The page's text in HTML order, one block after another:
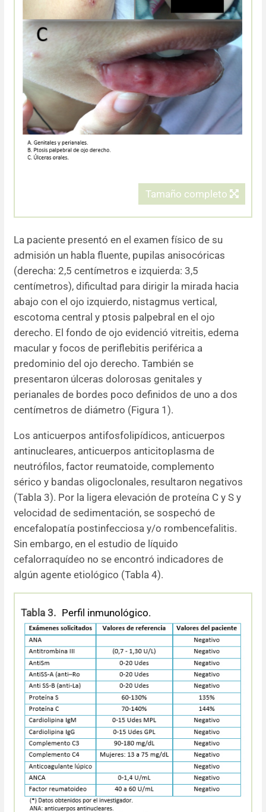
Tamaño completo
La paciente presentó en el examen físico de su
admisión un habla fluente, pupilas anisocóricas
(derecha: 2,5 centímetros e izquierda: 3,5
centímetros), dificultad para dirigir la mirada hacia
abajo con el ojo izquierdo, nistagmus vertical,
escotoma central y ptosis palpebral en el ojo
derecho. El fondo de ojo evidenció vitreitis, edema
macular y focos de periflebitis periférica a
predominio del ojo derecho. También se
presentaron úlceras dolorosas genitales y
perianales de bordes poco definidos de uno a dos
centímetros de diámetro (Figura 1).
Los anticuerpos antifosfolipídicos, anticuerpos
antinucleares, anticuerpos anticitoplasma de
neutrófilos, factor reumatoide, complemento
sérico y bandas oligoclonales, resultaron negativos
(Tabla 3). Por la ligera elevación de proteína C y S y
velocidad de sedimentación, se sospechó de
encefalopatía postinfecciosa y/o rombencefalitis.
Sin embargo, en el estudio de líquido
cefalorraquídeo no se encontró indicadores de
algún agente etiológico (Tabla 4).
Tabla 3. Perfil inmunológico.